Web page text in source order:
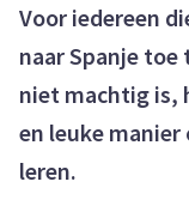
Voor iedereen
naar Spanje toe
niet machtig is,
en leuke manier
leren.